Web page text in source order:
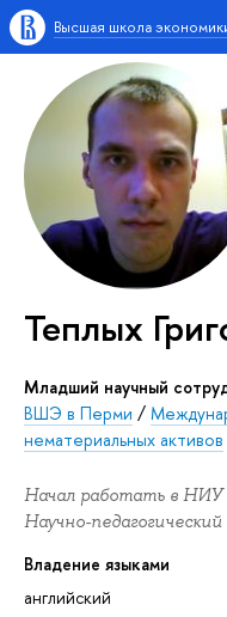
Высшая школа
Теплых
Младший научный
ВШЭ в Перми /
нематериальных активов
Начал работать в НИУ
Научно-
Владение языками
английский